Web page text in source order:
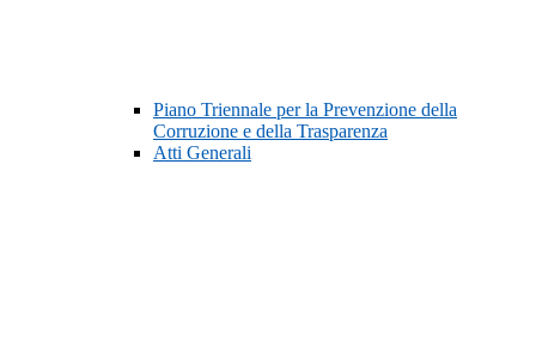
Piano Triennale per la Prevenzione della
Corruzione e della Trasparenza
Atti Generali